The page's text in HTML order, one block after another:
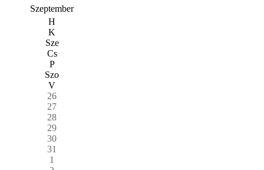
Szeptember
H
K
Sze
Cs
P
Szo
V
26
27
28
29
30
31
1